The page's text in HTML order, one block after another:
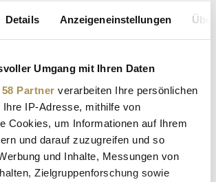
Details Anzeigeneinstellungen
Umgang mit Ihren Daten
Partner verarbeiten Ihre persönlichen
IP-Adresse, mithilfe von
Cookies, um Informationen auf Ihrem
und darauf zuzugreifen und so
und Inhalte, Messungen von
Zielgruppenforschung sowie